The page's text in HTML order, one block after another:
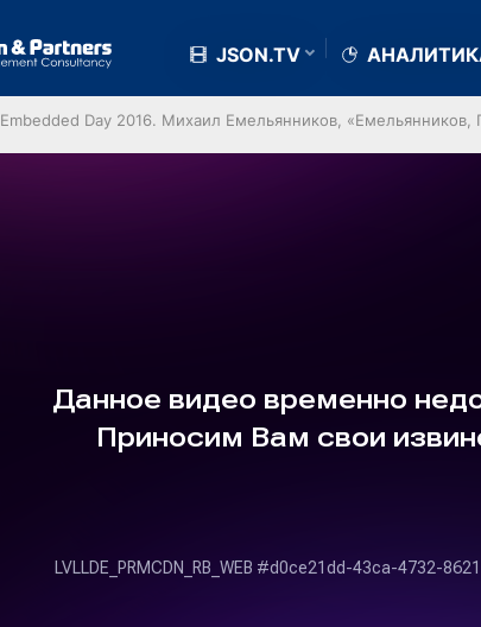
JSON.TV
Embedded Day 2016. Михаил Емельянников, «Емельянников,